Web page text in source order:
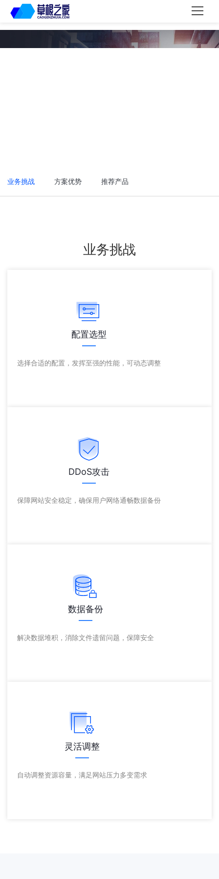
业务挑战 方案优势 推荐产品
业务挑战
配置选型
选择合适的配置，发挥至强的性能，可动态调整
DDoS攻击
保障网站安全稳定，确保用户网络通畅数据备份
数据备份
解决数据堆积，消除文件遗留问题，保障安全
灵活调整
自动调整资源容量，满足网站压力多变需求